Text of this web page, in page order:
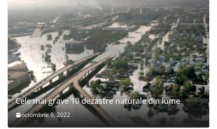
Cele mai grave 10 dezastre naturale din lume
octombrie 9, 2022